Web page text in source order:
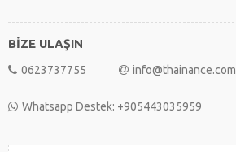
BİZE ULAŞIN
0623737755 info@thainance.com
Whatsapp Destek: +905443035959